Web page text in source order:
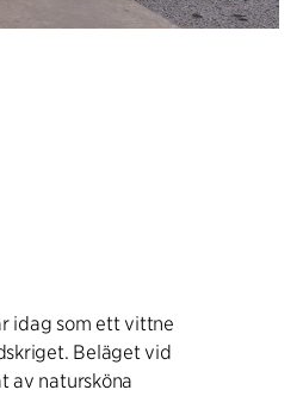
idag som ett vittne
Beläget vid
av natursköna